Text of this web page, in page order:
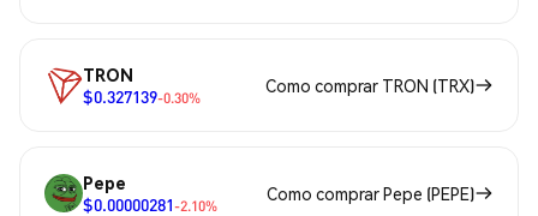
TRON
$0.327139-0.30%
Como comprar TRON (TRX)
Pepe
$0.00000281-2.10%
Como comprar Pepe (PEPE)